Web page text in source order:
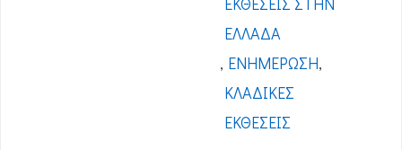
ΕΛΛΆΔΑ
, ΕΝΗΜΈΡΩΣΗ,
ΚΛΑΔΙΚΈΣ
ΕΚΘΈΣΕΙΣ